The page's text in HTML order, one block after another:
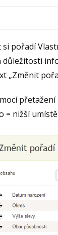
pořadí
„Změnit
= nižší